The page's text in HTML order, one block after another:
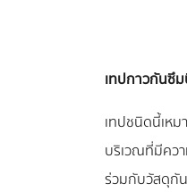
เทปกาวกันซึ
เทปชนิดนี้เห
บริเวณที่มีควา
ร่วมกับวัสดุกั